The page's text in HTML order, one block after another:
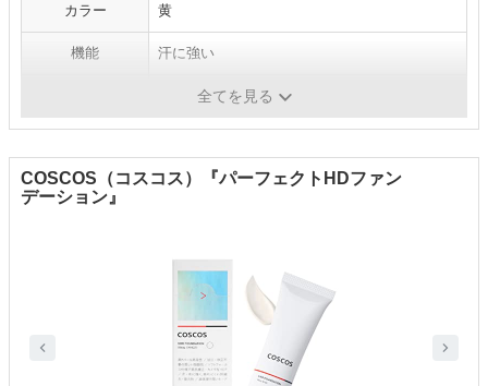
カラー 黄
機能 汗に強い
全てを見る
COSCOS（コスコス）『パーフェクトHDファン
デーション』